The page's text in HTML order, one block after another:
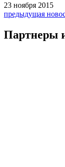
23 ноября 2015
предыдущая
Партнеры